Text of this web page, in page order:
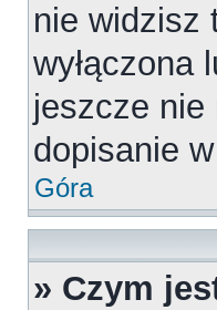
nie widzisz
wyłączona
jeszcze nie
dopisanie
Góra
» Czym